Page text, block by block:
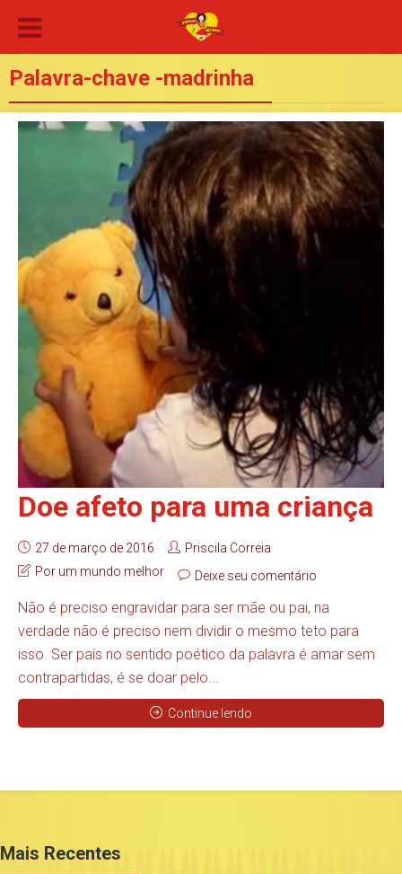
Palavra-chave -madrinha
Doe afeto para uma criança
27 de março de 2016
Priscila Correia
Por um mundo melhor
Deixe seu comentário
Não é preciso engravidar para ser mãe ou pai, na
verdade não é preciso nem dividir o mesmo teto para
isso. Ser pais no sentido poético da palavra é amar sem
contrapartidas, é se doar pelo...
Continue lendo
Mais Recentes